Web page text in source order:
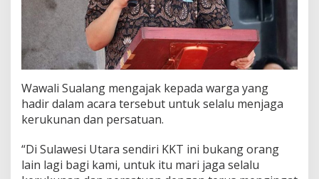
Wawali Sualang mengajak kepada warga yang
hadir dalam acara tersebut untuk selalu menjaga
kerukunan dan persatuan.
“Di Sulawesi Utara sendiri KKT ini bukang orang
lain lagi bagi kami, untuk itu mari jaga selalu